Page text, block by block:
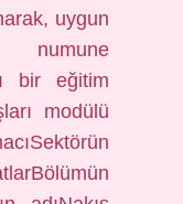
uygun
numune
bir eğitim
modülü